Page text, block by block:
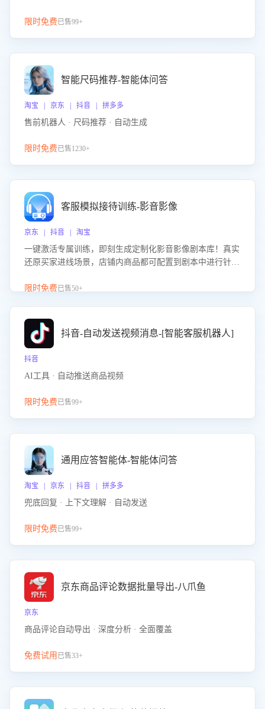
限时免费已售99+
智能尺码推荐-智能体问答
淘宝 | 京东 | 抖音 | 拼多多
售前机器人 · 尺码推荐 · 自动生成
限时免费已售1230+
客服模拟接待训练-影音影像
京东 | 抖音 | 淘宝
一键激活专属训练，即刻生成定制化影音影像剧本库！真实
还原买家进线场景，店铺内商品都可配置到剧本中进行针对
击 “立即开通”，快速获取影音影像类目剧本，一键开启客服
限时免费已售50+
抖音-自动发送视频消息-[智能客服机器人]
抖音
AI工具 · 自动推送商品视频
限时免费已售99+
通用应答智能体-智能体问答
淘宝 | 京东 | 抖音 | 拼多多
兜底回复 · 上下文理解 · 自动发送
限时免费已售99+
京东商品评论数据批量导出-八爪鱼
京东
商品评论自动导出 · 深度分析 · 全面覆盖
免费试用 已售33+